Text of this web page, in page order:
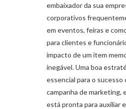
embaixador da sua
corporativos
em eventos, feiras e
para clientes e
impacto de um item
inegável. Uma boa
essencial para o sucesso
campanha de marketing,
está pronta para auxiliar